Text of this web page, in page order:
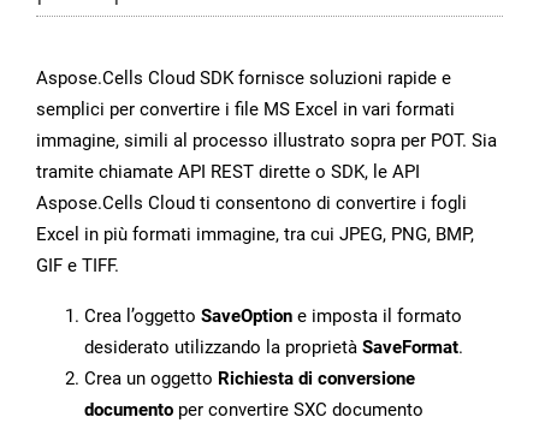
Aspose.Cells Cloud SDK fornisce soluzioni rapide e
semplici per convertire i file MS Excel in vari formati
immagine, simili al processo illustrato sopra per POT. Sia
tramite chiamate API REST dirette o SDK, le API
Aspose.Cells Cloud ti consentono di convertire i fogli
Excel in più formati immagine, tra cui JPEG, PNG, BMP,
GIF e TIFF.
Crea l’oggetto SaveOption e imposta il formato
desiderato utilizzando la proprietà SaveFormat.
Crea un oggetto Richiesta di conversione
documento per convertire SXC documento